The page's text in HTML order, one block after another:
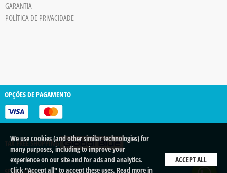
We use cookies (and other similar technologies) for
many purposes, including to improve your
experience on our site and for ads and analytics.
Click "Accept all" to accept these uses. Read more in
ACCEPT ALL
GARANTIA
POLÍTICA DE PRIVACIDADE
OPÇÕES DE PAGAMENTO
TAX FREE SHOPPING